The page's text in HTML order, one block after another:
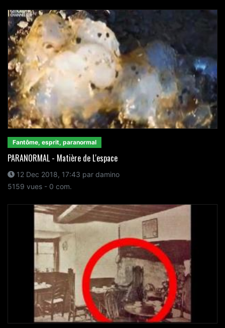
Fantôme, esprit, paranormal
PARANORMAL - Matière de L'espace
12 Dec 2018, 17:43 par damino
5159 vues - 0 com.